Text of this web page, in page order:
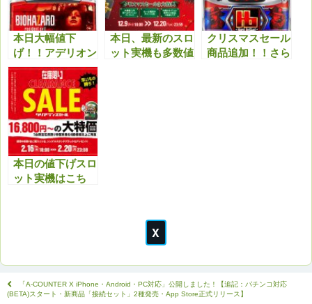
本日大幅値下
げ！！アデリオン
パチスロ バイオ
ハザード7 レジデ
ント イービルが
狙い時！！
本日、最新のスロ
ット実機も多数値
クリスマスセール
商品追加！！さら
本日の値下げスロ
ット実機はこち
「A-COUNTER X iPhone・Android・PC対応」公開しました！【追記：パチンコ対応
(BETA)スタート・新商品「接続セット」2種発売・App Store正式リリース】